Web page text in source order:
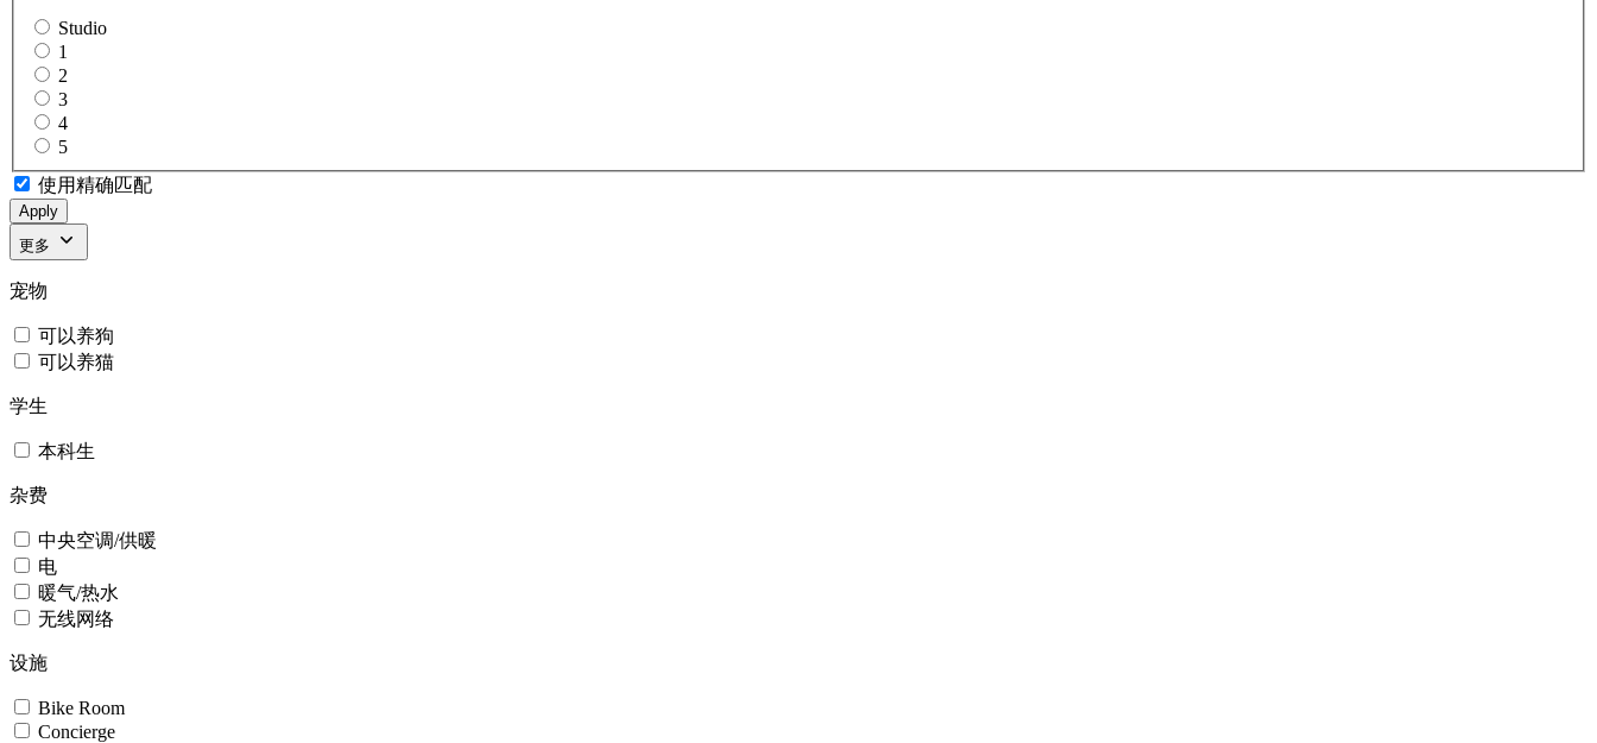
Studio
1
2
3
4
5
使用精确匹配
Apply
更多
宠物
可以养狗
可以养猫
学生
本科生
杂费
中央空调/供暖
电
暖气/热水
无线网络
设施
Bike Room
Concierge